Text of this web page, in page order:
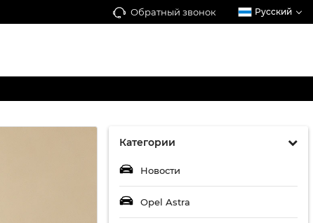
Обратный звонок Русский
Категории
Новости
Opel Astra